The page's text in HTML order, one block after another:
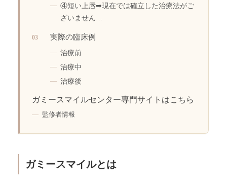
④短い上唇➡︎現在では確立した治療法がご
ざいません…
実際の臨床例
治療前
治療中
治療後
ガミースマイルセンター専門サイトはこちら
監修者情報
ガミースマイルとは